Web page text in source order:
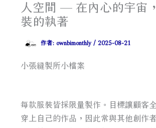
人空間 — 在內心的宇宙
裝的執著
作者:ownbimonthly / 2025-08-21
小張縫製所小檔案
每款服裝皆採限量製作。目標讓顧客
穿上自己的作品，因此常與其他創作